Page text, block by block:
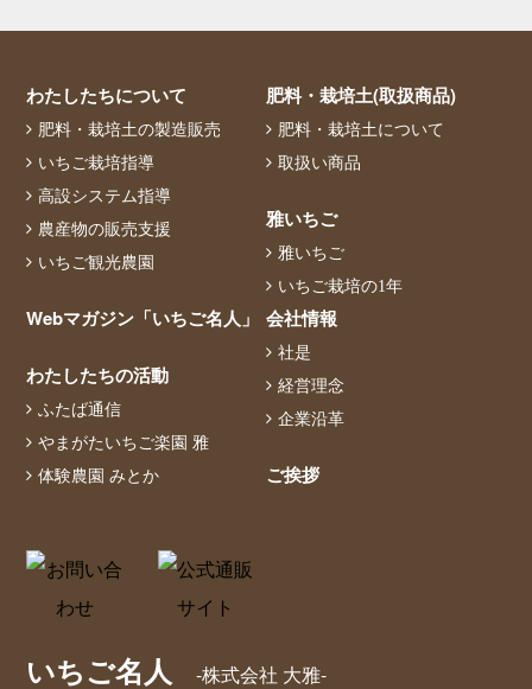
わたしたちについて
肥料・栽培土の製造販売
いちご栽培指導
高設システム指導
農産物の販売支援
いちご観光農園
肥料・栽培土(取扱商品)
肥料・栽培土について
取扱い商品
雅いちご
雅いちご
いちご栽培の1年
Webマガジン「いちご名人」
わたしたちの活動
ふたば通信
やまがたいちご楽園 雅
体験農園 みとか
会社情報
社是
経営理念
企業沿革
ご挨拶
いちご名人 -株式会社 大雅-